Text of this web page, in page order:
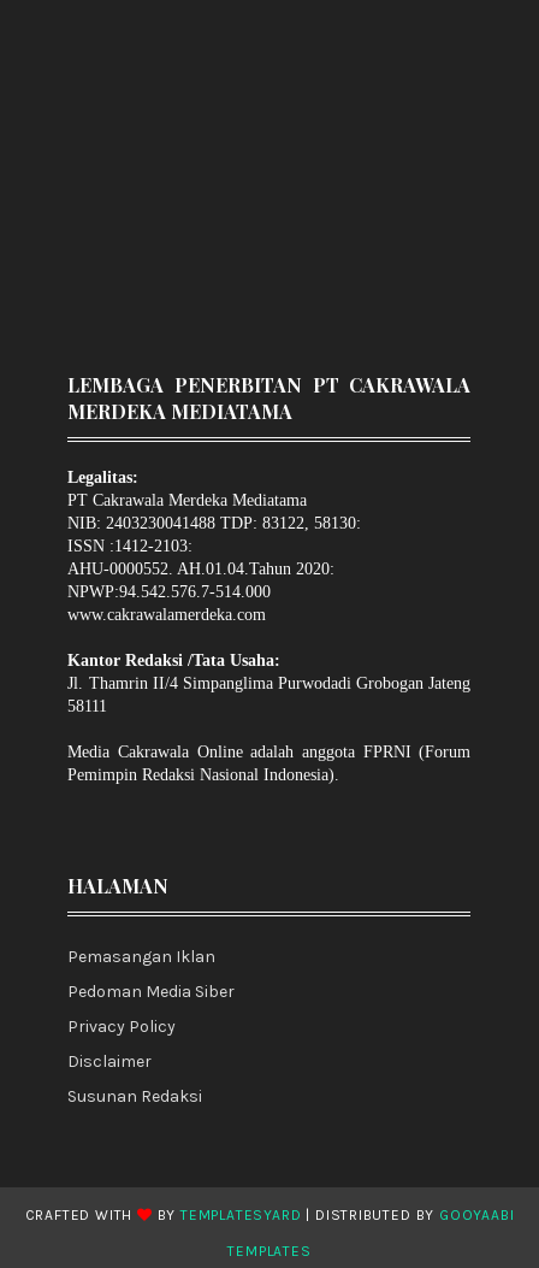
LEMBAGA PENERBITAN PT CAKRAWALA
MERDEKA MEDIATAMA
Legalitas:
PT Cakrawala Merdeka Mediatama
NIB: 2403230041488 TDP: 83122, 58130:
ISSN :1412-2103:
AHU-0000552. AH.01.04.Tahun 2020:
NPWP:94.542.576.7-514.000
www.cakrawalamerdeka.com
Kantor Redaksi /Tata Usaha:
Jl. Thamrin II/4 Simpanglima Purwodadi Grobogan Jateng
58111
Media Cakrawala Online adalah anggota FPRNI (Forum
Pemimpin Redaksi Nasional Indonesia).
HALAMAN
Pemasangan Iklan
Pedoman Media Siber
Privacy Policy
Disclaimer
Susunan Redaksi
CRAFTED WITH BYTEMPLATESYARD | DISTRIBUTED BY GOOYAABI
TEMPLATES